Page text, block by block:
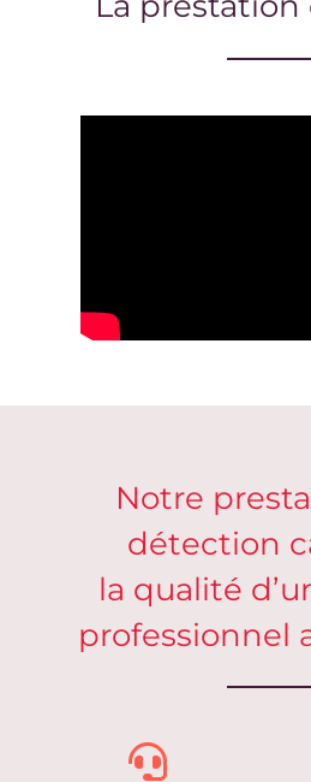
Notre
détection
la qualité
professionnel